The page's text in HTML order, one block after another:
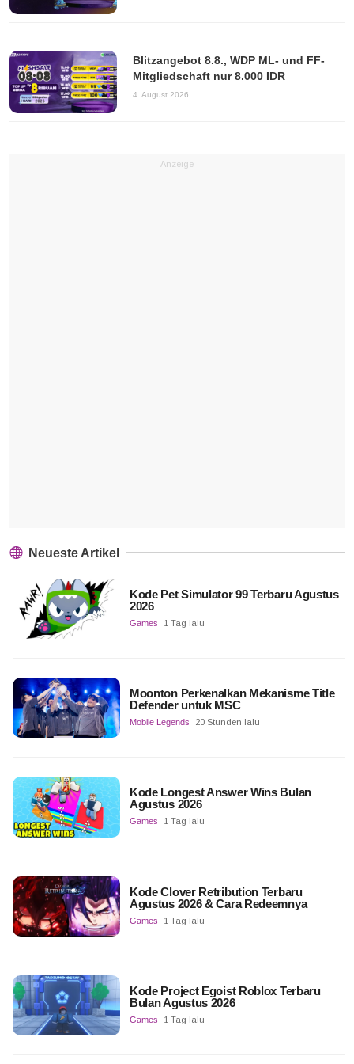
Blitzangebot 8.8., WDP ML- und FF-
Mitgliedschaft nur 8.000 IDR
4. August 2026
Anzeige
Neueste Artikel
Kode Pet Simulator 99 Terbaru Agustus
2026
Games 1 Tag lalu
Moonton Perkenalkan Mekanisme Title
Defender untuk MSC
Mobile Legends 20 Stunden lalu
Kode Longest Answer Wins Bulan
Agustus 2026
Games 1 Tag lalu
Kode Clover Retribution Terbaru
Agustus 2026 & Cara Redeemnya
Games 1 Tag lalu
Kode Project Egoist Roblox Terbaru
Bulan Agustus 2026
Games 1 Tag lalu